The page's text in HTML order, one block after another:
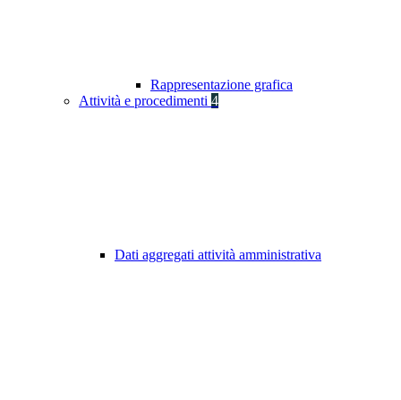
Rappresentazione grafica
Attività e procedimenti 4
Dati aggregati attività amministrativa